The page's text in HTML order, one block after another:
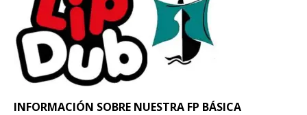
INFORMACIÓN SOBRE NUESTRA FP BÁSICA